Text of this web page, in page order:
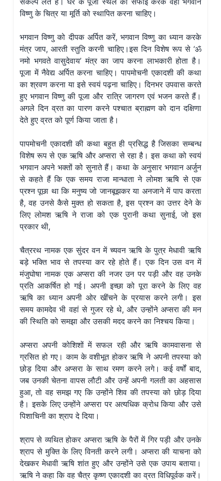
विष्णु के चित्र या मूर्ति को स्थापित करना चाहिए।
भगवान विष्णु को दीपक अर्पित करें, भगवान विष्णु का ध्यान करके
मंत्र जाप, आरती स्तुति करनी चाहिए।इस दिन विशेष रूप से ‘ॐ
नमो भगवते वासुदेवाय’ मंत्र का जाप करना लाभकारी होता है।
पूजा में नैवेद्य अर्पित करना चाहिए। पापमोचनी एकादशी की कथा
का श्रवण करना या इसे स्वयं पढ़ना चाहिए। दिनभर उपवास करते
हुए भगवान विष्णु की पूजा और रात्रि जागरण एवं भजन करते हैं।
अगले दिन व्रत का पारण करने पश्चात ब्राह्मण को दान दक्षिणा
देते हुए व्रत को पूर्ण किया जाता है।
पापमोचनी एकादशी की कथा बहुत ही प्रसिद्ध है जिसका सम्बन्ध
विशेष रूप से एक ऋषि और अप्सरा से रहा है। इस कथा को स्वयं
भगवान अपने भक्तों को सुनाते हैं। कथा के अनुसार भगवान अर्जुन
से कहते हैं कि एक समय राजा मान्धाता ने लोमश ऋषि से एक
प्रश्न पूछा था कि मनुष्य जो जानबूझकर या अनजाने में पाप करता
है, वह उनसे कैसे मुक्त हो सकता है, इस प्रश्न का उत्तर देने के
लिए लोमश ऋषि ने राजा को एक पुरानी कथा सुनाई, जो इस
प्रकार थी,
चैत्ररथ नामक एक सुंदर वन में च्यवन ऋषि के पुत्र मेधावी ऋषि
बड़े भक्ति भाव से तपस्या कर रहे होते हैं। एक दिन उस वन में
मंजुघोषा नामक एक अप्सरा की नजर उन पर पड़ी और वह उनके
प्रति आकर्षित हो गई। अपनी इच्छा को पूरा करने के लिए वह
ऋषि का ध्यान अपनी ओर खींचने के प्रयास करने लगी। इस
समय कामदेव भी वहां से गुजर रहे थे, और उन्होंने अप्सरा की मन
की स्थिति को समझा और उसकी मदद करने का निश्चय किया।
अप्सरा अपनी कोशिशों में सफल रही और ऋषि कामवासना से
ग्रसित हो गए। काम के वशीभूत होकर ऋषि ने अपनी तपस्या को
छोड़ दिया और अप्सरा के साथ रमण करने लगे। कई वर्षों बाद,
जब उनकी चेतना वापस लौटी और उन्हें अपनी गलती का अहसास
हुआ, तो वह समझ गए कि उन्होंने शिव की तपस्या को छोड़ दिया
है। इसके लिए उन्होंने अप्सरा पर अत्यधिक क्रोध किया और उसे
पिशाचिनी का श्राप दे दिया।
श्राप से व्यथित होकर अप्सरा ऋषि के पैरों में गिर पड़ी और उनके
श्राप से मुक्ति के लिए विनती करने लगी। अप्सरा की याचना को
देखकर मेधावी ऋषि शांत हुए और उन्होंने उसे एक उपाय बताया।
ऋषि ने कहा कि वह चैत्र कृष्ण एकादशी का व्रत विधिपूर्वक करें।